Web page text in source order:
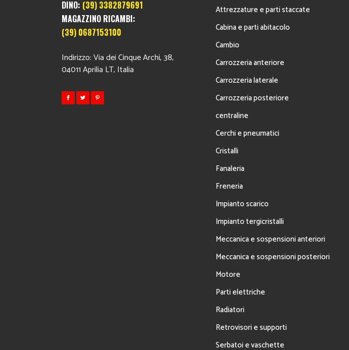
DINO: (39) 3382879691
MAGAZZINO RICAMBI:
(39) 0687153100
Indirizzo: Via dei Cinque Archi, 38,
04011 Aprilia LT, Italia
Attrezzature e parti staccate
Cabina e parti abitacolo
Cambio
Carrozzeria anteriore
Carrozzeria laterale
Carrozzeria posteriore
centraline
Cerchi e pneumatici
Cristalli
Fanaleria
Freneria
Impianto scarico
Impianto tergicristalli
Meccanica e sospensioni anteriori
Meccanica e sospensioni posteriori
Motore
Parti elettriche
Radiatori
Retrovisori e supporti
Serbatoi e vaschette